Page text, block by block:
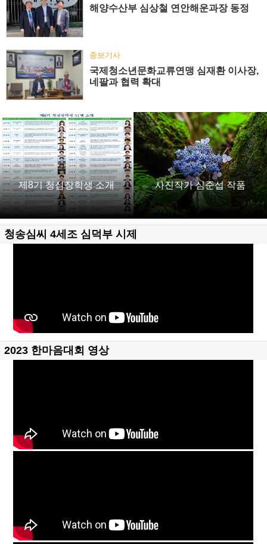
해양수산부 심상철 연안해운과장 동정
종보기사
국제청소년문화교류연맹 심재환 이사장,
네팔과 협력 확대
제8기 청심장학생 소개 사진작가 심준섭 작품
청송심씨 4세조 심덕부 시제
2023 한마음대회 영상